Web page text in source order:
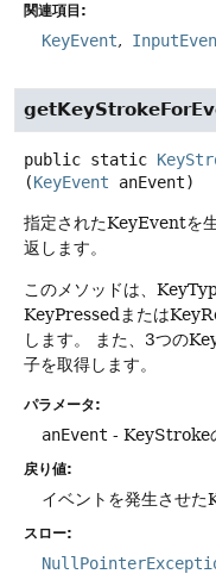
関連項目:
KeyEvent
public static
(KeyEvent anEvent)
指定されたKeyEventを
返します。
このメソッドは、
KeyPressedまたは
します。
また、3つの
子を取得します。
パラメータ:
anEvent - KeyStroke
戻り値:
イベントを発生させ
スロー: